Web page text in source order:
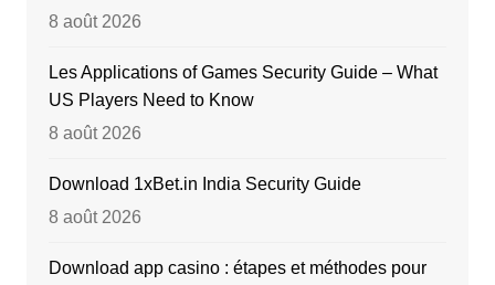
8 août 2026
Les Applications of Games Security Guide – What
US Players Need to Know
8 août 2026
Download 1xBet.in India Security Guide
8 août 2026
Download app casino : étapes et méthodes pour